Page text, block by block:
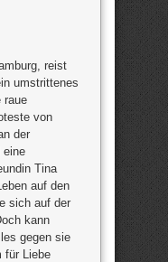
reist
umstrittenes
raue
von
der
eine
Tina
auf den
sich auf der
kann
gegen sie
für Liebe